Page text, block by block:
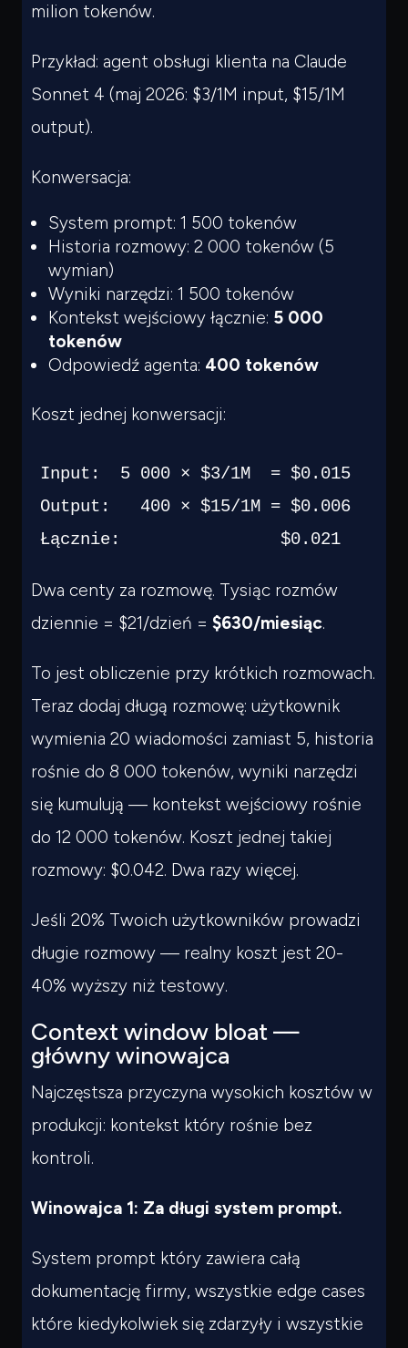
milion tokenów.
Przykład: agent obsługi klienta na Claude
Sonnet 4 (maj 2026: $3/1M input, $15/1M
output).
Konwersacja:
System prompt: 1 500 tokenów
Historia rozmowy: 2 000 tokenów (5
wymian)
Wyniki narzędzi: 1 500 tokenów
Kontekst wejściowy łącznie: 5 000
tokenów
Odpowiedź agenta: 400 tokenów
Koszt jednej konwersacji:
Input:  5 000 × $3/1M  = $0.015
Output:   400 × $15/1M = $0.006
Łącznie:                $0.021
Dwa centy za rozmowę. Tysiąc rozmów
dziennie = $21/dzień = $630/miesiąc.
To jest obliczenie przy krótkich rozmowach.
Teraz dodaj długą rozmowę: użytkownik
wymienia 20 wiadomości zamiast 5, historia
rośnie do 8 000 tokenów, wyniki narzędzi
się kumulują — kontekst wejściowy rośnie
do 12 000 tokenów. Koszt jednej takiej
rozmowy: $0.042. Dwa razy więcej.
Jeśli 20% Twoich użytkowników prowadzi
długie rozmowy — realny koszt jest 20-
40% wyższy niż testowy.
Context window bloat —
główny winowajca
Najczęstsza przyczyna wysokich kosztów w
produkcji: kontekst który rośnie bez
kontroli.
Winowajca 1: Za długi system prompt.
System prompt który zawiera całą
dokumentację firmy, wszystkie edge cases
które kiedykolwiek się zdarzyły i wszystkie